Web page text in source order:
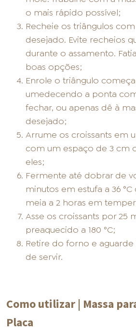
o mais rápido possível;
Recheie os triângulos
desejado. Evite recheios
durante o assamento.
boas opções;
Enrole o triângulo
umedecendo a ponta
fechar, ou apenas dê à
desejado;
Arrume os croissants em
com um espaço de 3 cm
eles;
Fermente até dobrar de
minutos em estufa a 36
meia a 2 horas em
Asse os croissants por 25
preaquecido a 180 °C;
Retire do forno e aguarde
de servir.
Como utilizar | Massa
Placa